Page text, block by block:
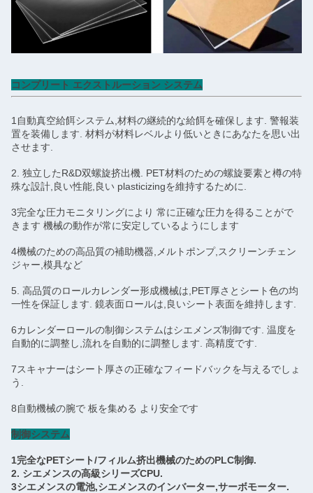
コンプリート エクストルーション システム
1自動真空給餌システム,材料の継続的な給餌を確保します. 警報装
置を装備します. 材料が材料レベルより低いときにあなたを思い出
させます.
2. 独立したR&D双螺旋挤出機. PET材料のための螺旋要素と樽の特
殊な設計,良い性能,良い plasticizingを維持するために.
3完全な圧力モニタリングにより 常に正確な圧力を得ることがで
きます 機械の動作が常に安定しているようにします
4機械のための高品質の補助機器,メルトポンプ,スクリーンチェン
ジャー,模具など
5. 高品質のロールカレンダー形成機械は,PET厚さとシート色の均
一性を保証します. 鏡表面ロールは,良いシート表面を維持します.
6カレンダーロールの制御システムはシエメンズ制御です. 温度を
自動的に調整し,流れを自動的に調整します. 高精度です.
7スキャナーはシート厚さの正確なフィードバックを与えるでしょ
う.
8自動機械の腕で 板を集める より安全です
制御システム
1完全なPETシート/フィルム挤出機械のためのPLC制御.
2. シエメンスの高級シリーズCPU.
3シエメンスの電池,シエメンスのインバーター,サーボモーター.